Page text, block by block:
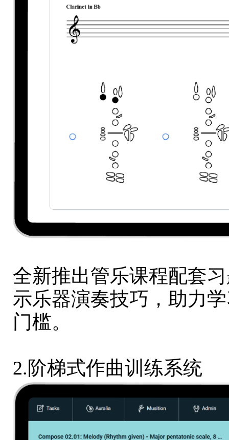
全新推出管乐课程配套
示乐器演奏技巧，助力
门槛。
2.阶梯式作曲训练系统